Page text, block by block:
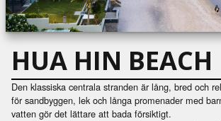
HUA HIN BEACH
Den klassiska centrala stranden är lång, bred och
för sandbyggen, lek och långa promenader med
vatten gör det lättare att bada försiktigt.